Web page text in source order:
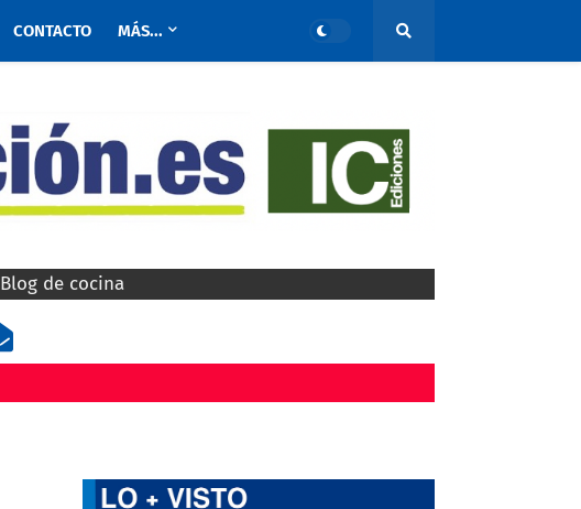
CONTACTO MÁS...
Blog de cocina